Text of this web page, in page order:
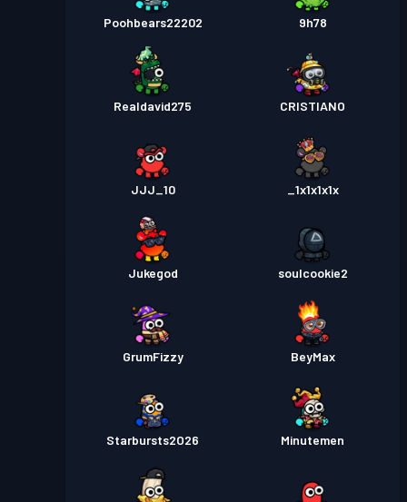
Poohbears22202 9h78
Realdavid275 CRISTIANO
JJJ_10 _1x1x1x1x
Jukegod soulcookie2
GrumFizzy BeyMax
Starbursts2O26 Minutemen